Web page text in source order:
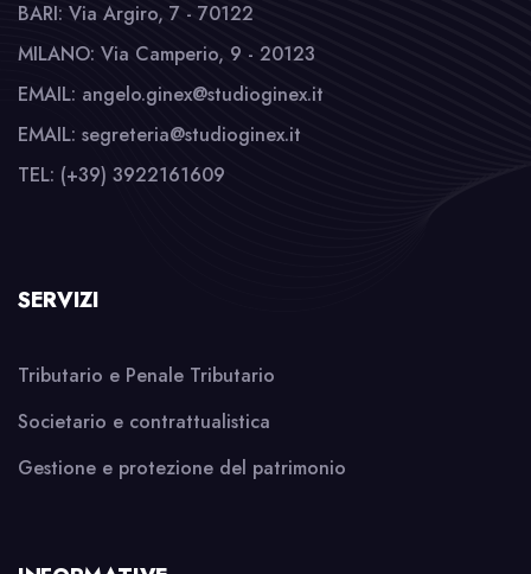
BARI: Via Argiro, 7 - 70122
MILANO: Via Camperio, 9 - 20123
EMAIL: angelo.ginex@studioginex.it
EMAIL: segreteria@studioginex.it
TEL: (+39) 3922161609
SERVIZI
Tributario e Penale Tributario
Societario e contrattualistica
Gestione e protezione del patrimonio